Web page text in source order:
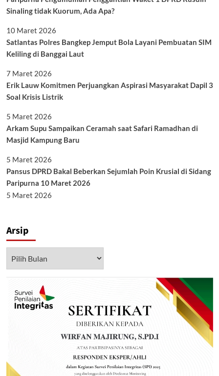
Sinaling tidak Kuorum, Ada Apa?
10 Maret 2026
Satlantas Polres Bangkep Jemput Bola Layani Pembuatan SIM
Keliling di Banggai Laut
7 Maret 2026
Erik Lauw Komitmen Perjuangkan Aspirasi Masyarakat Dapil 3
Soal Krisis Listrik
5 Maret 2026
Arkam Supu Sampaikan Ceramah saat Safari Ramadhan di
Masjid Kampung Baru
5 Maret 2026
Pansus DPRD Bakal Beberkan Sejumlah Poin Krusial di Sidang
Paripurna 10 Maret 2026
5 Maret 2026
Arsip